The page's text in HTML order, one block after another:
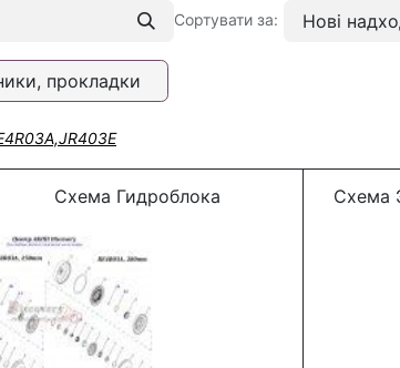
Сортувати за: Нові
прокладки
Схема Гидроблока Схема